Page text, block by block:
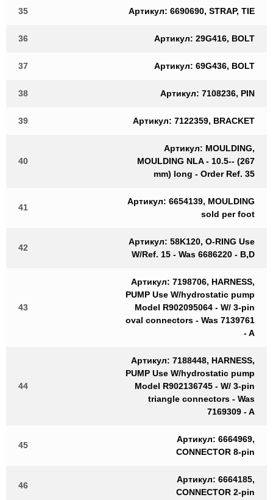
35 Артикул: 6690690, STRAP, TIE
36 Артикул: 29G416, BOLT
37 Артикул: 69G436, BOLT
38 Артикул: 7108236, PIN
39 Артикул: 7122359, BRACKET
40
Артикул: MOULDING,
MOULDING NLA - 10.5-- (267
mm) long - Order Ref. 35
41
Артикул: 6654139, MOULDING
sold per foot
42
Артикул: 58K120, O-RING Use
W/Ref. 15 - Was 6686220 - B,D
43
Артикул: 7198706, HARNESS,
PUMP Use W/hydrostatic pump
Model R902095064 - W/ 3-pin
oval connectors - Was 7139761
- A
44
Артикул: 7188448, HARNESS,
PUMP Use W/hydrostatic pump
Model R902136745 - W/ 3-pin
triangle connectors - Was
7169309 - A
45
Артикул: 6664969,
CONNECTOR 8-pin
46
Артикул: 6664185,
CONNECTOR 2-pin